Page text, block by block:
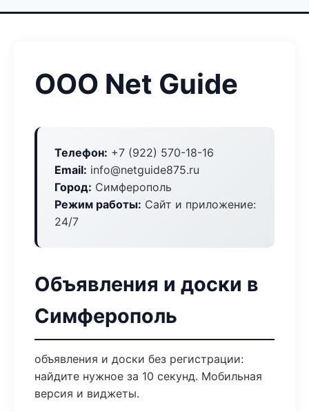
ООО Net Guide
Телефон: +7 (922) 570-18-16
Email: info@netguide875.ru
Город: Симферополь
Режим работы: Сайт и приложение:
24/7
Объявления и доски в
Симферополь
объявления и доски без регистрации:
найдите нужное за 10 секунд. Мобильная
версия и виджеты.